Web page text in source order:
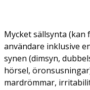
Mycket sällsynta (kan
användare inklusive
synen (dimsyn,
hörsel,
mardrömmar,